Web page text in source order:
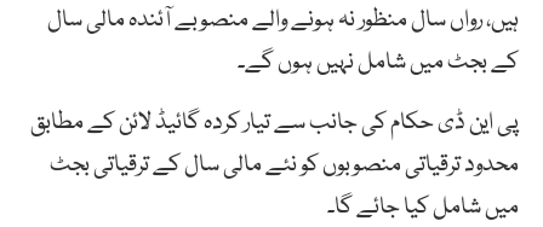
ہیں، رواں سال منظور نہ ہونے والے منصوبے آئندہ مالی سال
کے بجٹ میں شامل نہیں ہوں گے۔
پی این ڈی حکام کی جانب سے تیار کردہ گائیڈ لائن کے مطابق
محدود ترقیاتی منصوبوں کو نئے مالی سال کے ترقیاتی بجٹ
میں شامل کیا جائے گا۔